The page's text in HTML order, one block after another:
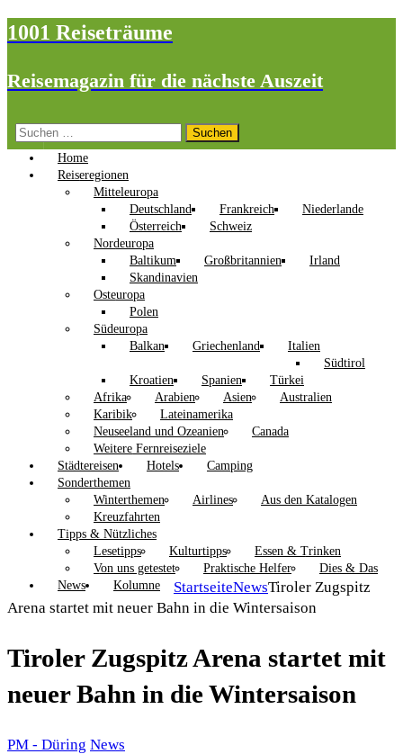
1001 Reiseträume
Reisemagazin für die nächste Auszeit
Suchen
nach:
Home
Reiseregionen
Mitteleuropa
Deutschland
Frankreich
Niederlande
Österreich
Schweiz
Nordeuropa
Baltikum
Großbritannien
Irland
Skandinavien
Osteuropa
Polen
Südeuropa
Balkan
Griechenland
Italien
Südtirol
Kroatien
Spanien
Türkei
Afrika
Arabien Asien
Australien
Karibik
Lateinamerika
Neuseeland und Ozeanien
Canada
Weitere Fernreiseziele
Städtereisen
Hotels
Camping
Sonderthemen
Winterthemen
Airlines
Aus den Katalogen
Kreuzfahrten
Tipps & Nützliches
Lesetipps
Kulturtipps
Essen & Trinken
Von uns getestet
Praktische Helfer
Dies & Das
News
Kolumne StartseiteNewsTiroler Zugspitz
Arena startet mit neuer Bahn in die Wintersaison
Tiroler Zugspitz Arena startet mit
neuer Bahn in die Wintersaison
PM - Düring News